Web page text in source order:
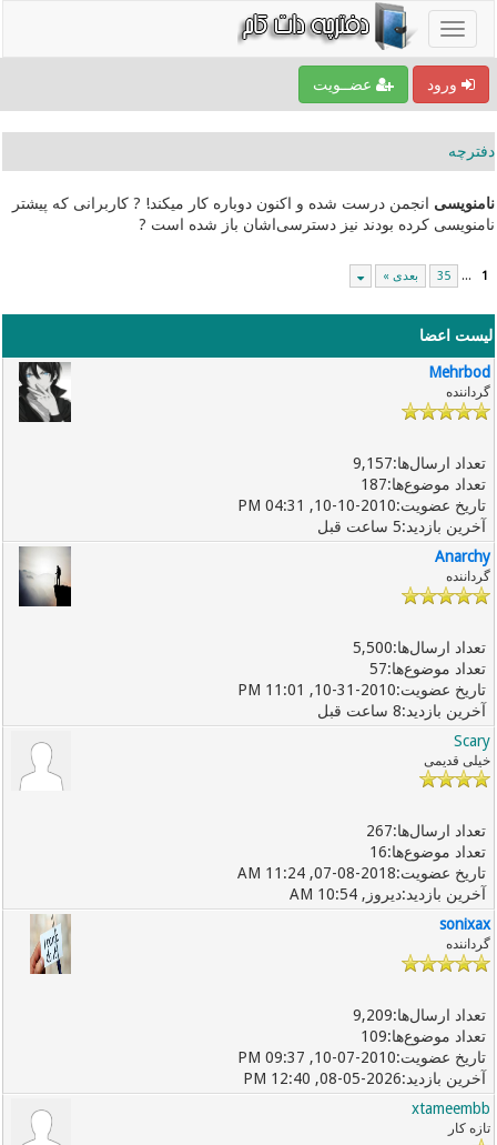
ورود عضــویت
دفترچه
نامنویسی انجمن درست شده و اکنون دوباره کار میکند! ? کاربرانی که پیشتر
نامنویسی کرده بودند نیز دسترسی‌اشان باز شده است ?
1
...
35 بعدی »
لیست اعضا
Mehrbod
گرداننده
9,157
187
10-10-2010, 04:31 PM
5 ساعت قبل
Anarchy
گرداننده
5,500
57
10-31-2010, 11:01 PM
8 ساعت قبل
Scary
خیلی قدیمی
267
16
07-08-2018, 11:24 AM
دیروز , 10:54 AM
sonixax
گرداننده
9,209
109
10-07-2010, 09:37 PM
08-05-2026, 12:40 PM
xtameembb
تازه کار